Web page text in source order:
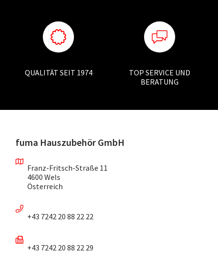
QUALITÄT SEIT 1974
TOP SERVICE UND
BERATUNG
fuma Hauszubehör GmbH
Franz-Fritsch-Straße 11
4600 Wels
Österreich
+43 7242 20 88 22 22
+43 7242 20 88 22 29